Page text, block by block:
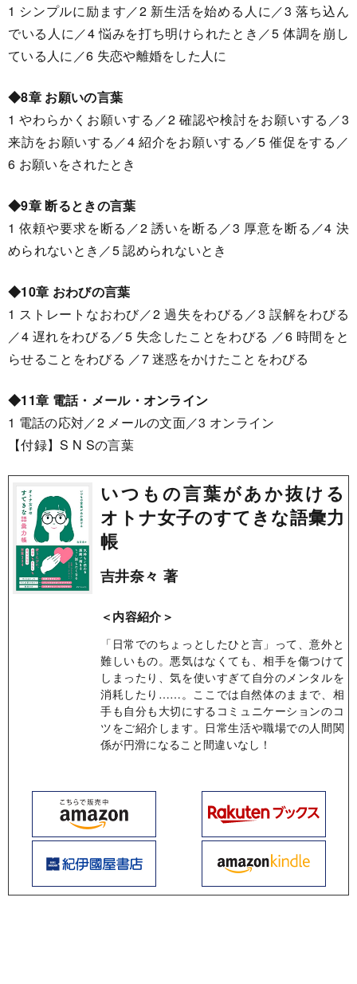
1 シンプルに励ます／2 新生活を始める人に／3 落ち込ん
でいる人に／4 悩みを打ち明けられたとき／5 体調を崩し
ている人に／6 失恋や離婚をした人に
◆8章 お願いの言葉
1 やわらかくお願いする／2 確認や検討をお願いする／3
来訪をお願いする／4 紹介をお願いする／5 催促をする／
6 お願いをされたとき
◆9章 断るときの言葉
1 依頼や要求を断る／2 誘いを断る／3 厚意を断る／4 決
められないとき／5 認められないとき
◆10章 おわびの言葉
1 ストレートなおわび／2 過失をわびる／3 誤解をわびる
／4 遅れをわびる／5 失念したことをわびる ／6 時間をと
らせることをわびる ／7 迷惑をかけたことをわびる
◆11章 電話・メール・オンライン
1 電話の応対／2 メールの文面／3 オンライン
【付録】S N Sの言葉
いつもの言葉があか抜ける
オトナ女子のすてきな語彙力
帳
吉井奈々 著
＜内容紹介＞
「日常でのちょっとしたひと言」って、意外と
難しいもの。悪気はなくても、相手を傷つけて
しまったり、気を使いすぎて自分のメンタルを
消耗したり……。ここでは自然体のままで、相
手も自分も大切にするコミュニケーションのコ
ツをご紹介します。日常生活や職場での人間関
係が円滑になること間違いなし！